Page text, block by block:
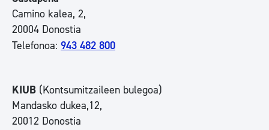
Camino kalea, 2,
20004 Donostia
Telefonoa: 943 482 800
KIUB (Kontsumitzaileen bulegoa)
Mandasko dukea,12,
20012 Donostia